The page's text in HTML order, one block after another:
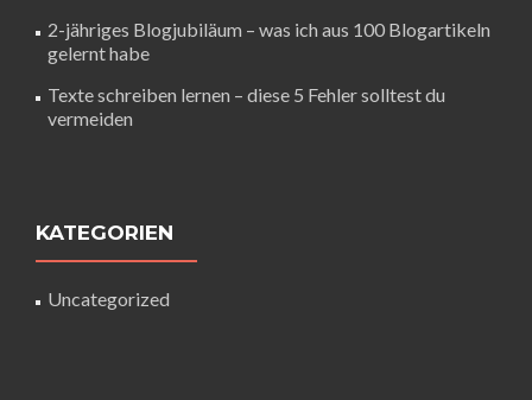
2-jähriges Blogjubiläum – was ich aus 100 Blogartikeln
gelernt habe
Texte schreiben lernen – diese 5 Fehler solltest du
vermeiden
KATEGORIEN
Uncategorized